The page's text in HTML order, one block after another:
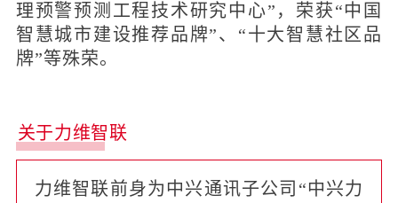
理预警预测工程技术研究中心”，荣获“中国
智慧城市建设推荐品牌”、“十大智慧社区品
牌”等殊荣。
关于力维智联
力维智联前身为中兴通讯子公司“中兴力